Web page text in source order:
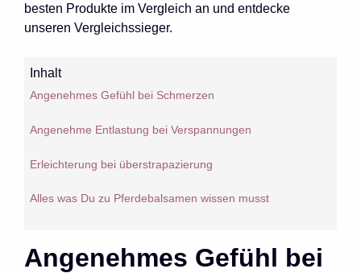
besten Produkte im Vergleich an und entdecke
unseren Vergleichssieger.
Inhalt
Angenehmes Gefühl bei Schmerzen
Angenehme Entlastung bei Verspannungen
Erleichterung bei überstrapazierung
Alles was Du zu Pferdebalsamen wissen musst
Angenehmes Gefühl bei